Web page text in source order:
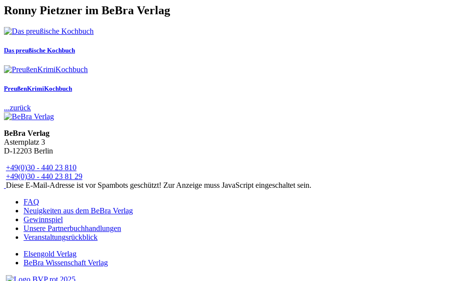
Ronny Pietzner im BeBra Verlag
Das preußische Kochbuch
PreußenKrimiKochbuch
...zurück
BeBra Verlag
Asternplatz 3
D-12203 Berlin
+49(0)30 - 440 23 810
+49(0)30 - 440 23 81 29
Diese E-Mail-Adresse ist vor Spambots geschützt! Zur Anzeige muss JavaScript eingeschaltet sein.
FAQ
Neuigkeiten aus dem BeBra Verlag
Gewinnspiel
Unsere Partnerbuchhandlungen
Veranstaltungsrückblick
Elsengold Verlag
BeBra Wissenschaft Verlag